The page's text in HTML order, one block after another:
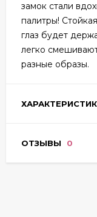
замок стали
палитры!
глаз будет
легко
разные образы.
ОТЗЫВЫ 0